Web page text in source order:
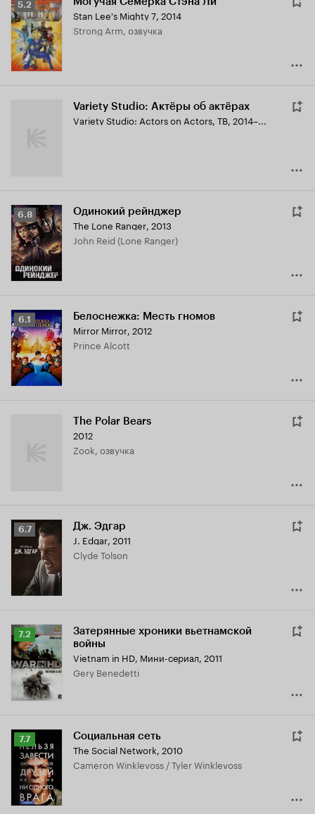
Рейтинг
Кинопоиска
5.2
5.2
Stan Lee's Mighty 7, 2014
Strong Arm, озвучка
Variety Studio: Актёры об актёрах
Variety Studio: Actors on Actors, ТВ, 2014–...
Рейтинг
Кинопоиска
6.8
6.8 Одинокий рейнджер
The Lone Ranger, 2013
John Reid (Lone Ranger)
Рейтинг
Кинопоиска
6.1
6.1 Белоснежка: Месть гномов
Mirror Mirror, 2012
Prince Alcott
The Polar Bears
2012
Zook, озвучка
Рейтинг
Кинопоиска
6.7
6.7 Дж. Эдгар
J. Edgar, 2011
Clyde Tolson
Рейтинг
Кинопоиска
7.2
7.2
Затерянные хроники вьетнамской
войны
Vietnam in HD, Мини-сериал, 2011
Gery Benedetti
Рейтинг
Кинопоиска
7.7
7.7 Социальная сеть
The Social Network, 2010
Cameron Winklevoss / Tyler Winklevoss